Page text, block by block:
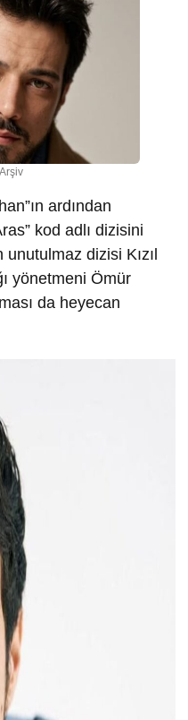
ardından
kod adlı dizisini
unutulmaz dizisi Kızıl
yönetmeni Ömür
da heyecan